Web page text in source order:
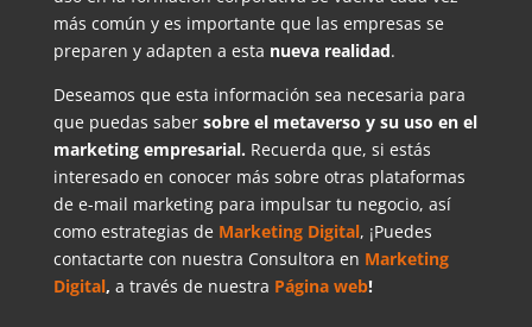
más común y es importante que las empresas se
preparen y adapten a esta nueva realidad.
Deseamos que esta información sea necesaria para
que puedas saber sobre el metaverso y su uso en el
marketing empresarial. Recuerda que, si estás
interesado en conocer más sobre otras plataformas
de e-mail marketing para impulsar tu negocio, así
como estrategias de Marketing Digital, ¡Puedes
contactarte con nuestra Consultora en Marketing
Digital, a través de nuestra Página web!